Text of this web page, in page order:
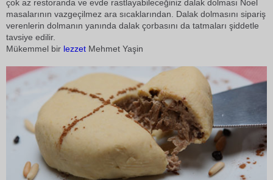
çok az restoranda ve evde rastlayabileceğiniz dalak dolması Noel
masalarının vazgeçilmez ara sıcaklarından. Dalak dolmasını sipariş
verenlerin dolmanın yanında dalak çorbasını da tatmaları şiddetle
tavsiye edilir.
Mükemmel bir lezzet  Mehmet Yaşin